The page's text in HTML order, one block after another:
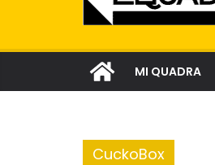
MI QUADRA
CuckoBox